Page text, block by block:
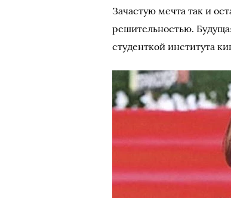
Зачастую мечта так и
решительностью.
студенткой института